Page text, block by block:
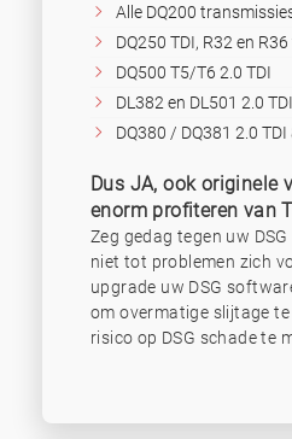
Alle DQ200
DQ250 TDI, R32 en
DQ500 T5/T6 2.0 TDI
DL382 en DL501 2.0 TDI
DQ380 / DQ381 2.0 TDI
Dus JA, ook originele
enorm profiteren van
Zeg gedag tegen uw
niet tot problemen zich
upgrade uw DSG
om overmatige slijtage
risico op DSG schade te